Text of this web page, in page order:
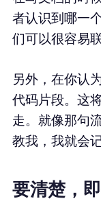
者认识到哪一
们可以很容易
另外，在你认
代码片段。这
走。就像那句
教我，我就会
要清楚，